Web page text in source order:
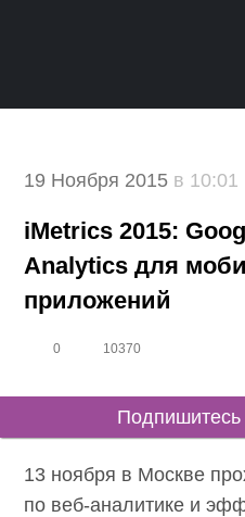
19 Ноября 2015 в 10:01
iMetrics 2015:
Analytics для
приложений
0 10370
Подпишитесь
13 ноября в Москве
по веб-аналитике и